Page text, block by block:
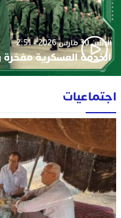
الإثنين 30 مارس 2026 - 2:51
الخدمة العسكرية
اجتماعيات